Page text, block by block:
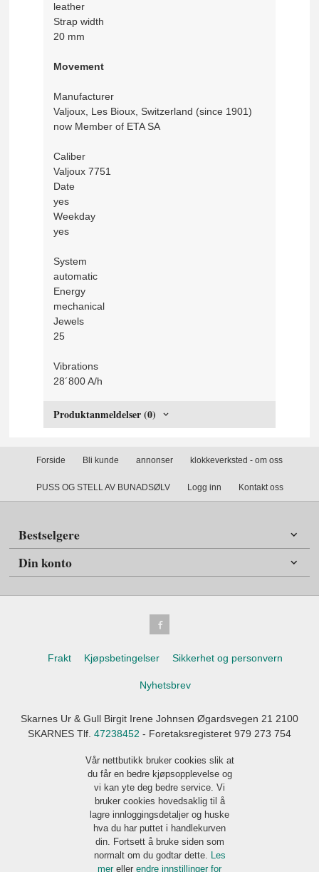
leather
Strap width
20 mm
Movement
Manufacturer
Valjoux, Les Bioux, Switzerland (since 1901)
now Member of ETA SA
Caliber
Valjoux 7751
Date
yes
Weekday
yes
System
automatic
Energy
mechanical
Jewels
25
Vibrations
28´800 A/h
Produktanmeldelser (0)
Forside Bli kunde annonser klokkeverksted - om oss
PUSS OG STELL AV BUNADSØLV Logg inn Kontakt oss
Bestselgere
Din konto
Frakt Kjøpsbetingelser Sikkerhet og personvern
Nyhetsbrev
Skarnes Ur & Gull Birgit Irene Johnsen Øgardsvegen 21 2100
SKARNES Tlf. 47238452 - Foretaksregisteret 979 273 754
Vår nettbutikk bruker cookies slik at
du får en bedre kjøpsopplevelse og
vi kan yte deg bedre service. Vi
bruker cookies hovedsaklig til å
lagre innloggingsdetaljer og huske
hva du har puttet i handlekurven
din. Fortsett å bruke siden som
normalt om du godtar dette. Les
mer eller endre innstillinger for